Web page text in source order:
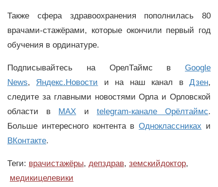
Также сфера здравоохранения пополнилась 80
врачами-стажёрами, которые окончили первый год
обучения в ординатуре.
Подписывайтесь на ОрелТаймс в Google
News, Яндекс.Новости и на наш канал вДзен,
следите за главными новостями Орла и Орловской
области в MAX и telegram-канале Орёлтаймс.
Больше интересного контента вОдноклассниках и
ВКонтакте.
Теги: врачистажёры, депздрав, земскийдоктор,
медикицелевики